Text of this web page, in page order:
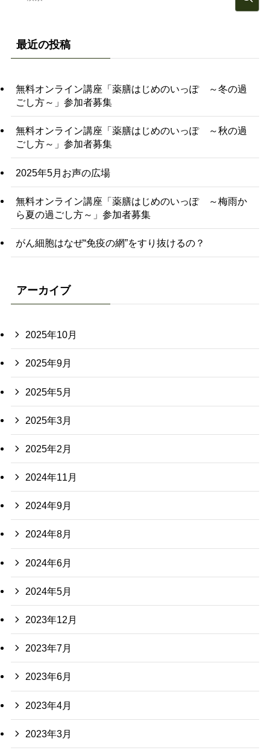
最近の投稿
無料オンライン講座「薬膳はじめのいっぽ ～冬の過
ごし方～」参加者募集
無料オンライン講座「薬膳はじめのいっぽ ～秋の過
ごし方～」参加者募集
2025年5月お声の広場
無料オンライン講座「薬膳はじめのいっぽ ～梅雨か
ら夏の過ごし方～」参加者募集
がん細胞はなぜ“免疫の網”をすり抜けるの？
アーカイブ
2025年10月
2025年9月
2025年5月
2025年3月
2025年2月
2024年11月
2024年9月
2024年8月
2024年6月
2024年5月
2023年12月
2023年7月
2023年6月
2023年4月
2023年3月